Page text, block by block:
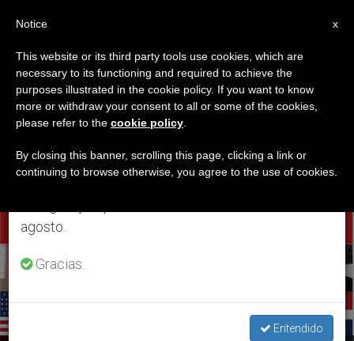
ETIQUETA
Posts Tagged
‘vivencias’
ÚLTIMAS NOTICIAS
×
Aviso importante
Del 27 de julio al 7 de agosto haremos la pausa
anual, aprovechando que en el periodo de verano
se generan menos informaciones y también el
agosto.
Gracias.
Entendido
x
Notice
This website or its third party tools use cookies, which are
necessary to its functioning and required to achieve the
purposes illustrated in the cookie policy. If you want to know
more or withdraw your consent to all or some of the cookies,
please refer to the cookie policy
By closing this banner, scrolling this page, clicking a link or
continuing to browse otherwise, you agree to the use of cookies.